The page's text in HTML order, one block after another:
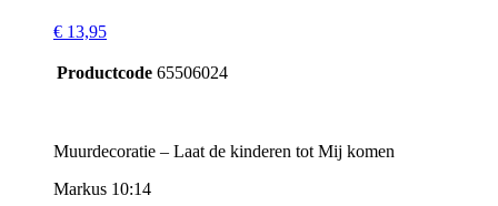
€ 13,95
Productcode 65506024
Muurdecoratie – Laat de kinderen tot Mij komen
Markus 10:14